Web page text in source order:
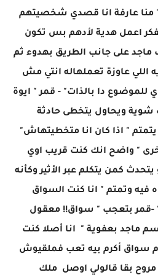
منا عارفة انا قصدي شخصيتهم
اعمل هدية لأدهم بس تكون
ماجد على جانب الطريق بهدوء ثم
اللي عاوزة تعملهاله انتي مش
دا بالذات" - قمر " ايوة
ويحاول يتخطى حادثة
" اذا كان انا متخطيتهاش"
" واضح انك كنت قريب اوي
كمن يتكلم عبر الأثير وكأنه
فيه وتمتم " انا كنت السواق
-قمر بتعجب " سواق!! معقول
ماجد بعفوية " انا أصلا كنت
سواق أكرم بيه تعب فملقيوش
مروح بقا قالولي اوصل ملك